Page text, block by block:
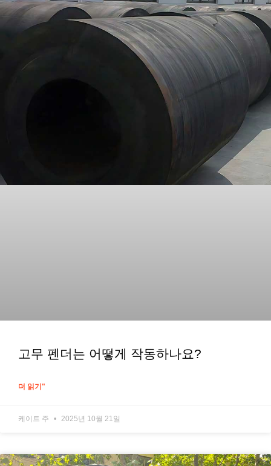
고무 펜더는 어떻게 작동하나요?
더 읽기"
케이트 주 2025년 10월 21일